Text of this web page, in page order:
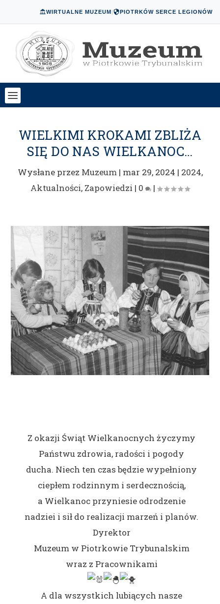
WIRTUALNE MUZEUM| PIOTRKÓW SERCE LEGIONÓW
WIELKIMI KROKAMI ZBLIŻA
SIĘ DO NAS WIELKANOC…
Wysłane przez Muzeum| mar 29, 2024 | 2024,
Aktualności, Zapowiedzi | 0 |
Z okazji Świąt Wielkanocnych życzymy
Państwu zdrowia, radości i pogody
ducha. Niech ten czas będzie wypełniony
ciepłem rodzinnym i serdecznością,
a Wielkanoc przyniesie odrodzenie
nadziei i sił do realizacji marzeń i planów.
Dyrektor
Muzeum w Piotrkowie Trybunalskim
wraz z Pracownikami
A dla wszystkich lubiących nasze